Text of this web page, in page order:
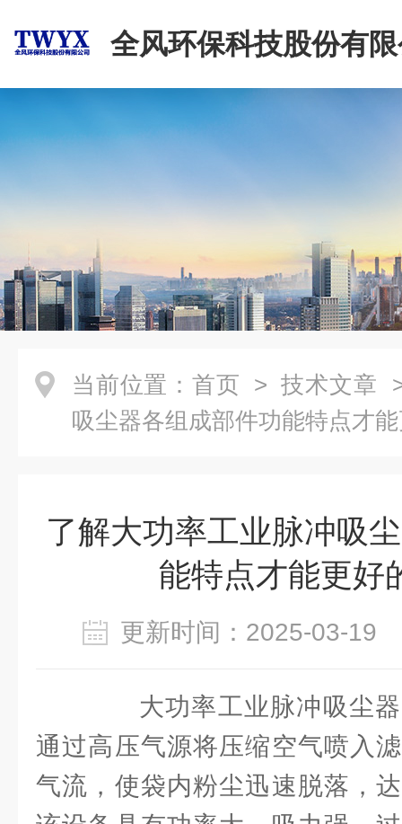
全风环保科技股份有
当前位置： 首页 > 技术文章
吸尘器各组成部件功能特点才
了解大功率工业脉冲吸
能特点才能更好
更新时间：2025-03-
大功率工业脉冲吸尘器
通过高压气源将压缩空气喷入
气流，使袋内粉尘迅速脱落，